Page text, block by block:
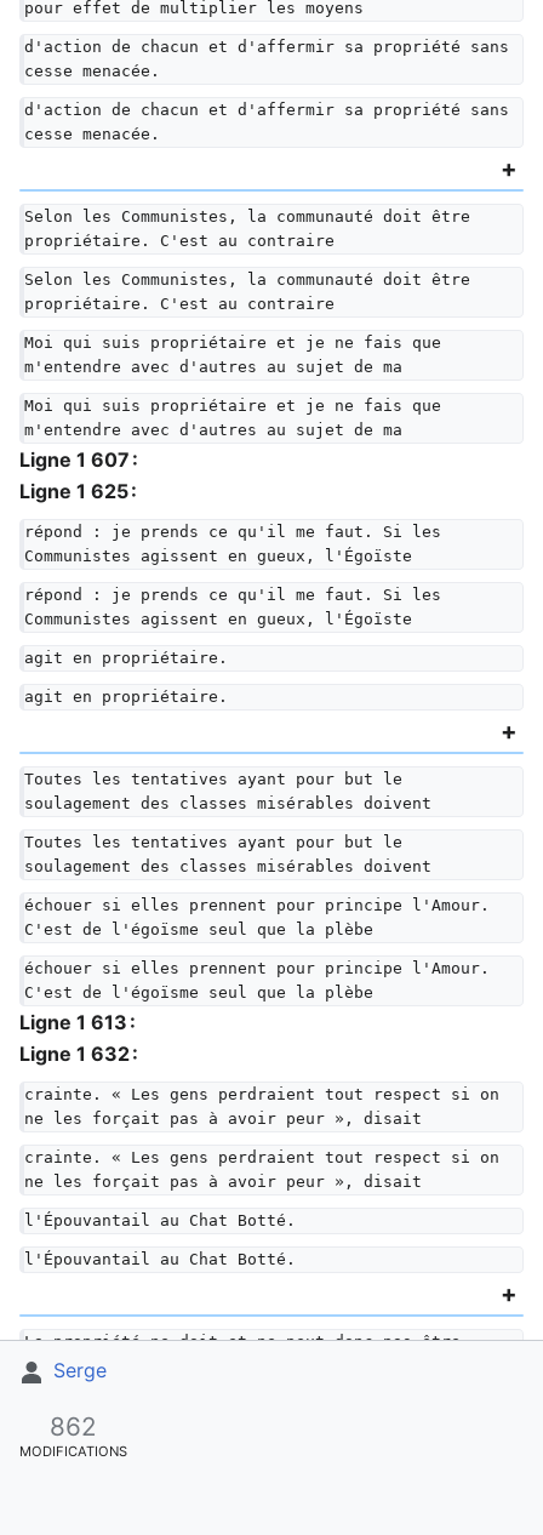
pour effet de multiplier les moyens
d'action de chacun et d'affermir sa propriété sans
cesse menacée.
d'action de chacun et d'affermir sa propriété sans
cesse menacée.
Selon les Communistes, la communauté doit être
propriétaire. C'est au contraire
Selon les Communistes, la communauté doit être
propriétaire. C'est au contraire
Moi qui suis propriétaire et je ne fais que
m'entendre avec d'autres au sujet de ma
Moi qui suis propriétaire et je ne fais que
m'entendre avec d'autres au sujet de ma
Ligne 1 607 :
Ligne 1 625 :
répond : je prends ce qu'il me faut. Si les
Communistes agissent en gueux, l'Égoïste
répond : je prends ce qu'il me faut. Si les
Communistes agissent en gueux, l'Égoïste
agit en propriétaire.
agit en propriétaire.
Toutes les tentatives ayant pour but le
soulagement des classes misérables doivent
Toutes les tentatives ayant pour but le
soulagement des classes misérables doivent
échouer si elles prennent pour principe l'Amour.
C'est de l'égoïsme seul que la plèbe
échouer si elles prennent pour principe l'Amour.
C'est de l'égoïsme seul que la plèbe
Ligne 1 613 :
Ligne 1 632 :
crainte. « Les gens perdraient tout respect si on
ne les forçait pas à avoir peur », disait
crainte. « Les gens perdraient tout respect si on
ne les forçait pas à avoir peur », disait
l'Épouvantail au Chat Botté.
l'Épouvantail au Chat Botté.
La propriété ne doit et ne peut donc pas être
abolie ; ce qu'il faut, c'est l'arracher
abolie ; ce qu'il faut, c'est l'arracher
Serge
862
MODIFICATIONS